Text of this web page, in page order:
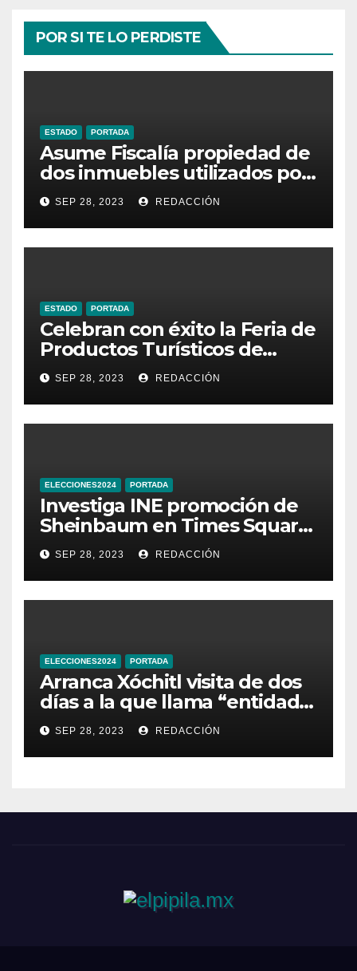
POR SI TE LO PERDISTE
ESTADO PORTADA
Asume Fiscalía propiedad de
dos inmuebles utilizados por
la delincuencia
SEP 28, 2023 REDACCIÓN
ESTADO PORTADA
Celebran con éxito la Feria de
Productos Turísticos de
Guanajuato
SEP 28, 2023 REDACCIÓN
ELECCIONES2024 PORTADA
Investiga INE promoción de
Sheinbaum en Times Square
de Nueva York
SEP 28, 2023 REDACCIÓN
ELECCIONES2024 PORTADA
Arranca Xóchitl visita de dos
días a la que llama “entidad
33” de México
SEP 28, 2023 REDACCIÓN